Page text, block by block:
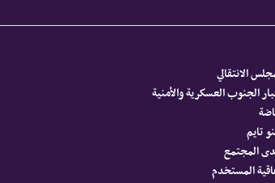
الانتقالي
الجنوب العسكرية والأمنية
تايم
المجتمع
المستخدم